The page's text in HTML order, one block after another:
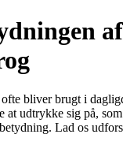
bliver brugt i
at udtrykke sig på,
Lad os